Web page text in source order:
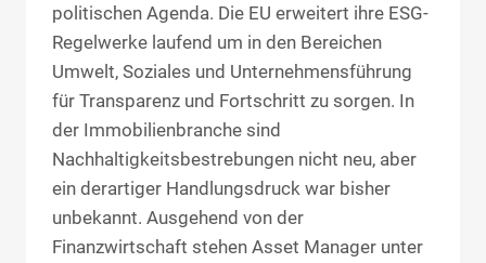
politischen Agenda. Die EU erweitert ihre ESG-
Regelwerke laufend um in den Bereichen
Umwelt, Soziales und Unternehmensführung
für Transparenz und Fortschritt zu sorgen. In
der Immobilienbranche sind
Nachhaltigkeitsbestrebungen nicht neu, aber
ein derartiger Handlungsdruck war bisher
unbekannt. Ausgehend von der
Finanzwirtschaft stehen Asset Manager unter